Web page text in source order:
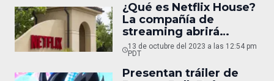
¿Qué es Netflix House?
La compañía de
streaming abrirá
centros para vivir
experiencias únicas
13 de octubre del 2023 a las 12:54 pm
PDT
Presentan tráiler de